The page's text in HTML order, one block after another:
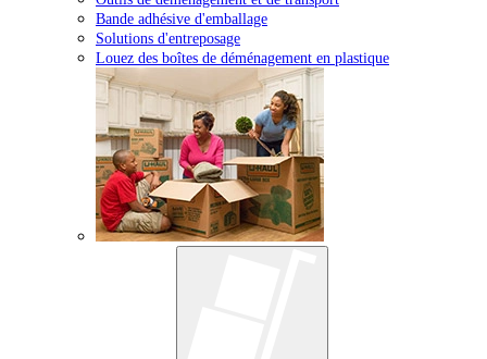
Bande adhésive d'emballage
Solutions d'entreposage
Louez des boîtes de déménagement en plastique